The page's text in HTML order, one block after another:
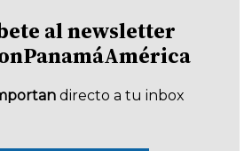
al newsletter
directo a tu inbox